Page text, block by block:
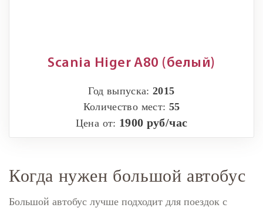
Scania Higer A80 (белый)
Год выпуска:2015
Количество мест: 55
Цена от: 1900 руб/час
Когда нужен большой автобус
Большой автобус лучше подходит для поездок с